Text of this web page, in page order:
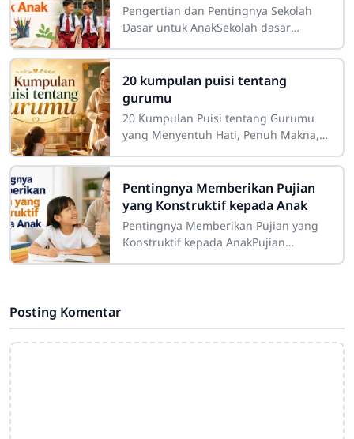
Pengertian dan Pentingnya Sekolah
Dasar untuk AnakSekolah dasar
pendidikan yang memiliki peranan
sangat besar dalam
20 kumpulan puisi tentang
gurumu
20 Kumpulan Puisi tentang Gurumu
yang Menyentuh Hati, Penuh Makna,
yang memiliki tempat istimewa dalam
perjalanan
Pentingnya Memberikan Pujian
yang Konstruktif kepada Anak
Pentingnya Memberikan Pujian yang
Konstruktif kepada AnakPujian
Posting Komentar